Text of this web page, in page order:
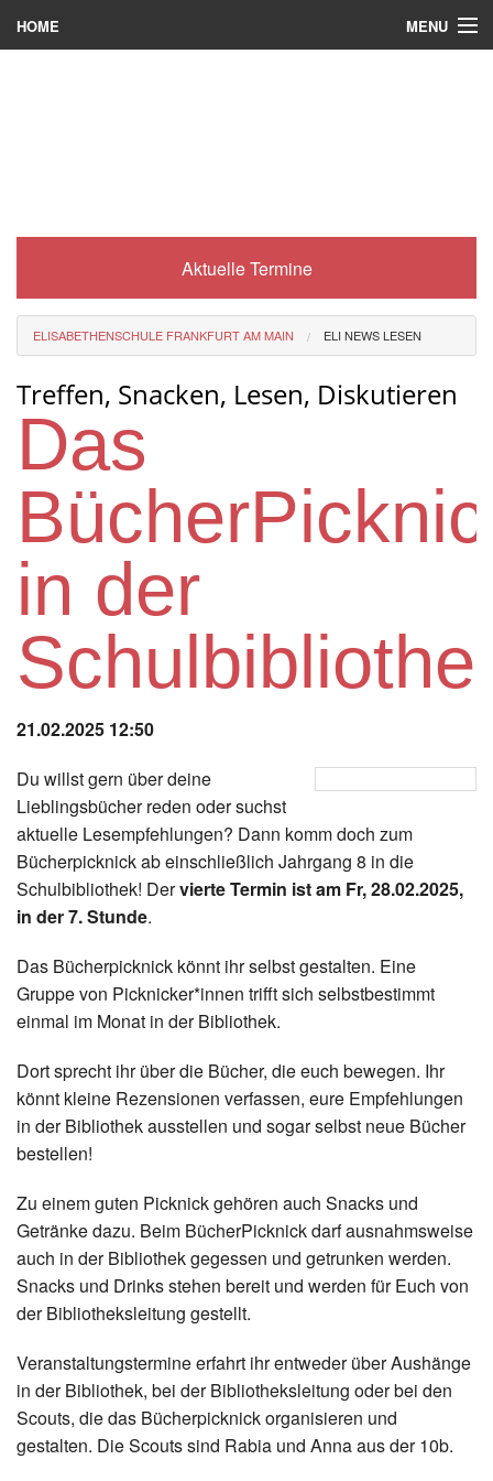
HOME MENU
Eli-Portal
Berufsorientierung
Förderverein
Instagram
Aktuelle Termine
ELISABETHENSCHULE FRANKFURT AM MAIN ELI NEWS LESEN
Treffen, Snacken, Lesen, Diskutieren
Das
in der
21.02.2025 12:50
Du willst gern über deine
Lieblingsbücher reden oder suchst
aktuelle Lesempfehlungen? Dann komm doch zum
Bücherpicknick ab einschließlich Jahrgang 8 in die
Schulbibliothek! Dervierte Termin ist am Fr, 28.02.2025,
in der 7. Stunde.
Das Bücherpicknick könnt ihr selbst gestalten. Eine
Gruppe von Picknicker*innen trifft sich selbstbestimmt
einmal im Monat in der Bibliothek.
Dort sprecht ihr über die Bücher, die euch bewegen. Ihr
könnt kleine Rezensionen verfassen, eure Empfehlungen
in der Bibliothek ausstellen und sogar selbst neue Bücher
bestellen!
Zu einem guten Picknick gehören auch Snacks und
Getränke dazu. Beim BücherPicknick darf ausnahmsweise
auch in der Bibliothek gegessen und getrunken werden.
Snacks und Drinks stehen bereit und werden für Euch von
der Bibliotheksleitung gestellt.
Veranstaltungstermine erfahrt ihr entweder über Aushänge
in der Bibliothek, bei der Bibliotheksleitung oder bei den
Scouts, die das Bücherpicknick organisieren und
gestalten. Die Scouts sind Rabia und Anna aus der 10b.